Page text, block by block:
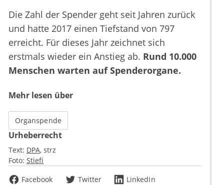
Die Zahl der Spender geht seit Jahren zurück
und hatte 2017 einen Tiefstand von 797
erreicht. Für dieses Jahr zeichnet sich
erstmals wieder ein Anstieg ab. Rund 10.000
Menschen warten auf Spenderorgane.
Mehr lesen über
Organspende
Urheberrecht
Text: DPA strz
Foto: Stiefi
Facebook
Twitter LinkedIn